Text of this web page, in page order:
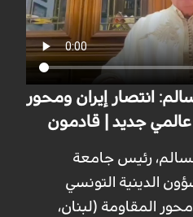
انتصار إيران ومحور
عالمي جديد | قادمون
رئيس جامعة
الدينية التونسي
المقاومة (لبنان،